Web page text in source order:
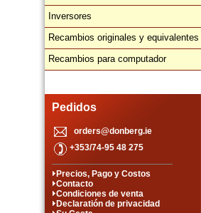
Inversores
Recambios originales y equivalentes
Recambios para computador
Pedidos
orders@donberg.ie
+353/74-95 48 275
Precios, Pago y Costos
Contacto
Condiciones de venta
Declaratión de privacidad